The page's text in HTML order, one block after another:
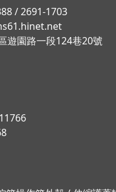
/2691-1703
遊園路一段124巷20號